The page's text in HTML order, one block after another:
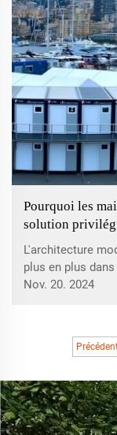
Pourquoi les
solution
L'architecture
plus en plus
de type Z. Ces
largement
Nov. 20. 2024